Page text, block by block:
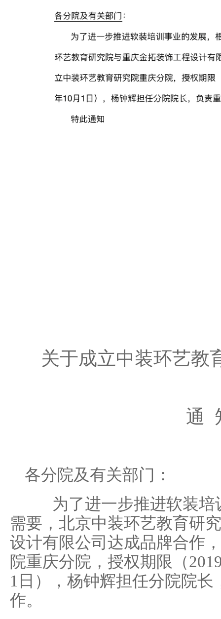
关于成立中装环艺教
通
各分院及有关部门：
为了进一步推进软装培
需要，北京中装环艺教育研
设计有限公司达成品牌合作
院重庆分院，授权期限（
1日），杨钟辉担任分院院
作。